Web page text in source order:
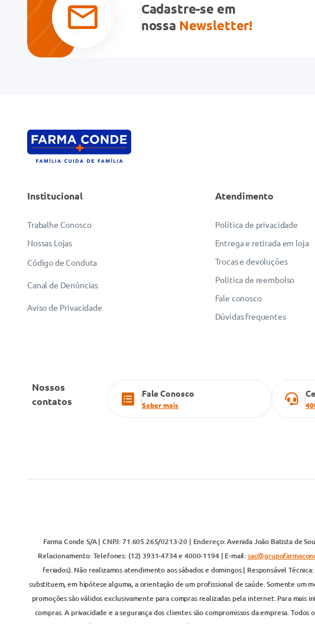
Cadastre-se em
nossa Newsletter!
Institucional
Trabalhe Conosco
Nossas Lojas
Código de Conduta
Canal de Denúncias
Aviso de Privacidade
Atendimento
Política de privacidade
Entrega e retirada em loja
Trocas e devoluções
Política de reembolso
Fale conosco
Dúvidas frequentes
Nossos
contatos
Fale Conosco
Saber mais
Farma Conde S/A | CNPJ: 71.605.265/0213-20 | Endereço: Avenida João Batista de
Relacionamento: Telefones: (12) 3931-4734 e 4000-1194 | E-mail:
feriados). Não realizamos atendimento aos sábados e domingos | Responsável
substituem, em hipótese alguma, a orientação de um profissional de saúde. Somente
promoções são válidos exclusivamente para compras realizadas pela internet. Para mais
compras. A privacidade e a segurança dos clientes são compromissos da empresa.